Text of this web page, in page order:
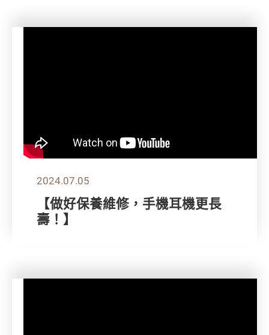
2024.07.05
【做好保養維修，手機耳機更長
壽！】